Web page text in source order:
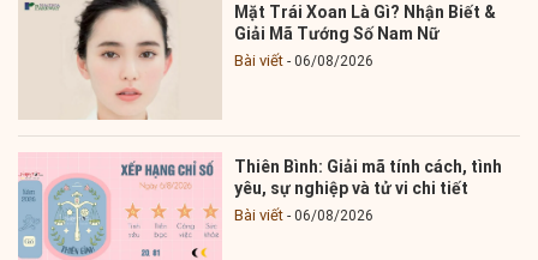
Mặt Trái Xoan Là Gì? Nhận Biết &
Giải Mã Tướng Số Nam Nữ
Bài viết 06/08/2026
Thiên Bình: Giải mã tính cách, tình
yêu, sự nghiệp và tử vi chi tiết
Bài viết 06/08/2026